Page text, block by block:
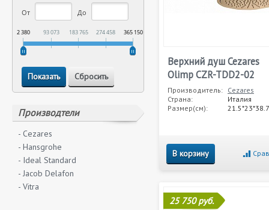
От До
2 380 93 073 183 765 274 458 365 150
Производтели
- Cezares
- Hansgrohe
- Ideal Standard
- Jacob Delafon
- Vitra
Верхний душ Cezares
Olimp CZR-TDD2-02
Производитель: Cezares
Страна:
Италия
Размер(см):
В корзину
25 750 руб.